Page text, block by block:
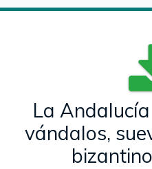
La
vándalos,